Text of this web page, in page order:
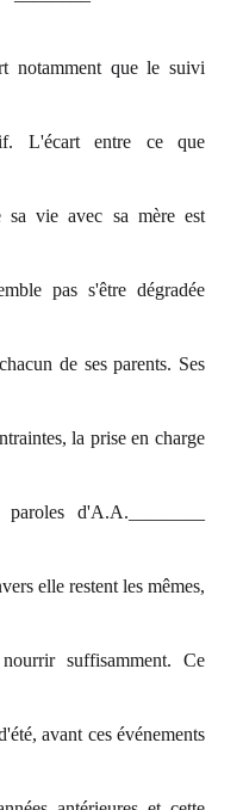
notamment que le suivi
L'écart entre ce que
sa vie avec sa mère est
pas s'être dégradée
de ses parents. Ses
la prise en charge
d'A.A.________
elle restent les mêmes,
suffisamment. Ce
avant ces événements